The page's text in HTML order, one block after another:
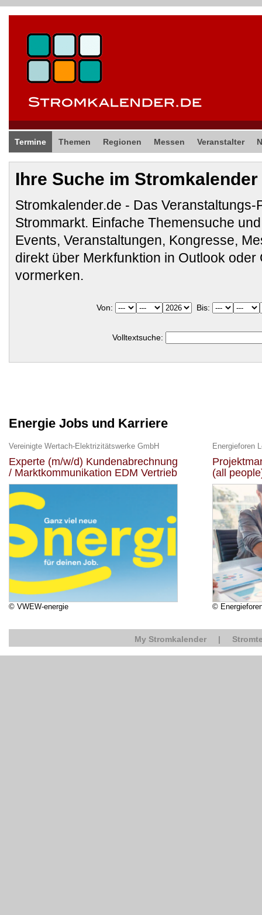
Termine Themen Regionen Messen Veranstalter
Ihre Suche im Stromkalender
Stromkalender.de - Das Veranstaltungs-
Strommarkt. Einfache Themensuche
Events, Veranstaltungen, Kongresse,
direkt über Merkfunktion in Outlook oder
vormerken.
Von: Bis:
Volltextsuche:
Energie Jobs und Karriere
Vereinigte Wertach-Elektrizitätswerke GmbH
Experte (m/w/d) Kundenabrechnung
/ Marktkommunikation EDM Vertrieb
© VWEW-energie
Energieforen
(all
©
My Stromkalender |